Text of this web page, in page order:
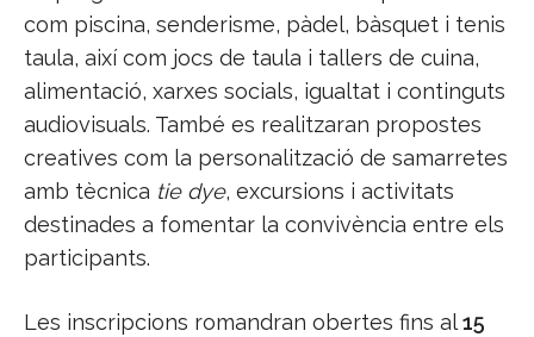
com piscina, senderisme, pàdel, bàsquet i tenis
taula, així com jocs de taula i tallers de cuina,
alimentació, xarxes socials, igualtat i continguts
audiovisuals. També es realitzaran propostes
creatives com la personalització de samarretes
amb tècnica tie dye, excursions i activitats
destinades a fomentar la convivència entre els
participants.
Les inscripcions romandran obertes fins al15